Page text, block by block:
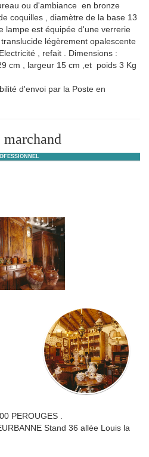
ou d'ambiance en bronze
coquilles , diamètre de la base 13
lampe est équipée d'une verrerie
légèrement opalescente
, refait . Dimensions :
cm , largeur 15 cm ,et poids 3 Kg
d'envoi par la Poste en
PEROUGES .
Stand 36 allée Louis la